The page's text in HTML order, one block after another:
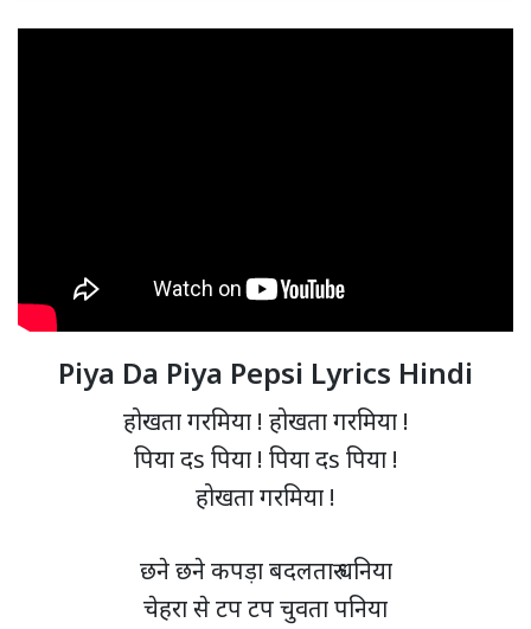
Piya Da Piya Pepsi Lyrics Hindi
होखता गरमिया ! होखता गरमिया !
पिया दs पिया ! पिया दs पिया !
होखता गरमिया !
छने छने कपड़ा बदलतारु धनिया
चेहरा से टप टप चुवता पनिया